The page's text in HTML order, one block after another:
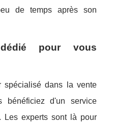
de temps après son
pour vous
spécialisé dans la vente
bénéficiez d'un service
Les experts sont là pour